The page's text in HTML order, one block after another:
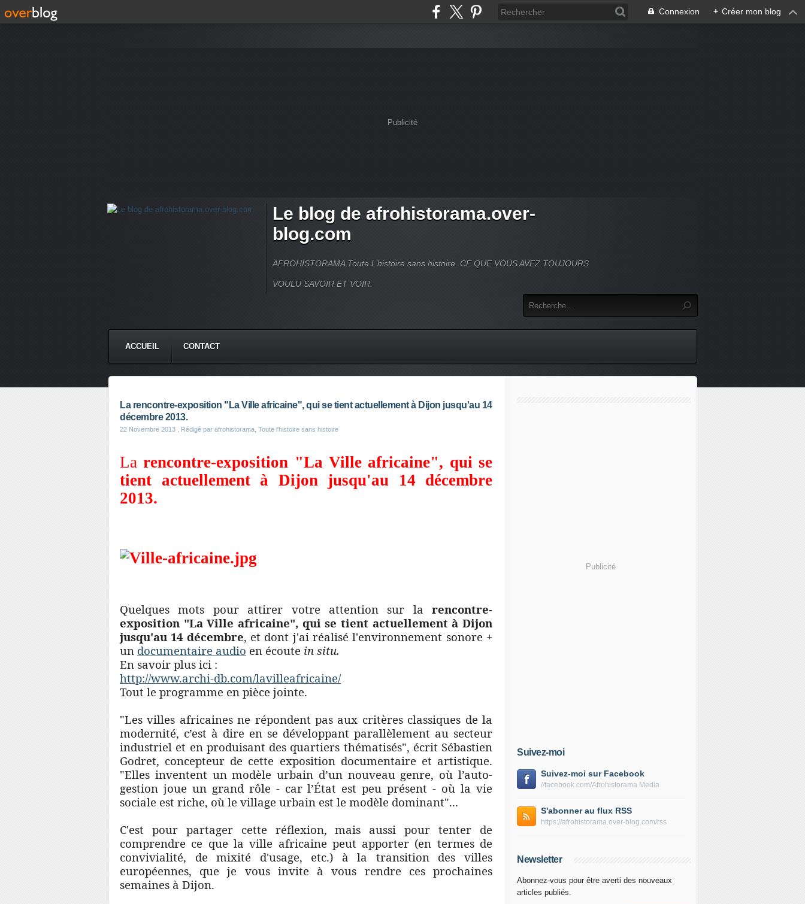
Connexion + Créer mon blog
Publicité
Le blog de afrohistorama.over-
blog.com
AFROHISTORAMA Toute L’histoire sans histoire. CE QUE VOUS AVEZ TOUJOURS
VOULU SAVOIR ET VOIR.
ACCUEIL CONTACT
La rencontre-exposition "La Ville africaine", qui se tient actuellement à Dijon jusqu'au 14
décembre 2013.
22 Novembre 2013 , Rédigé par afrohistorama, Toute l'histoire sans histoire
Larencontre-exposition "La Ville africaine", qui se
tient actuellement à Dijon jusqu'au 14 décembre
2013.
Quelques mots pour attirer votre attention sur la rencontre-
exposition "La Ville africaine", qui se tient actuellement à Dijon
jusqu'au 14 décembre, et dont j'ai réalisé l'environnement sonore +
un documentaire audio en écoute in situ.
En savoir plus ici :
http://www.archi-db.com/lavilleafricaine/
Tout le programme en pièce jointe.
"Les villes africaines ne répondent pas aux critères classiques de la
modernité, c’est à dire en se développant parallèlement au secteur
industriel et en produisant des quartiers thématisés", écrit Sébastien
Godret, concepteur de cette exposition documentaire et artistique.
"Elles inventent un modèle urbain d’un nouveau genre, où l’auto-
gestion joue un grand rôle - car l’État est peu présent - où la vie
sociale est riche, où le village urbain est le modèle dominant"...
C'est pour partager cette réflexion, mais aussi pour tenter de
comprendre ce que la ville africaine peut apporter (en termes de
convivialité, de mixité d'usage, etc.) à la transition des villes
européennes, que je vous invite à vous rendre ces prochaines
semaines à Dijon.
Publicité
Suivez-moi
Suivez-moi sur Facebook
//facebook.com/Afrohistorama Media
S'abonner au flux RSS
https://afrohistorama.over-blog.com/rss
Newsletter
Abonnez-vous pour être averti des nouveaux
articles publiés.